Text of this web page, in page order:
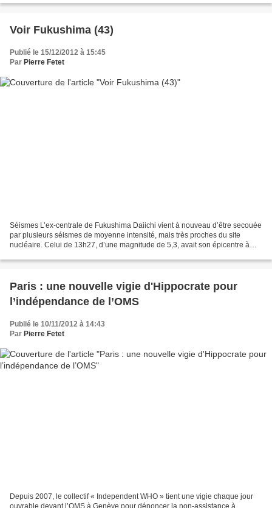
Voir Fukushima (43)
Publié le 15/12/2012 à 15:45
Par Pierre Fetet
Séismes L’ex-centrale de Fukushima Daiichi vient à nouveau d’être secouée
par plusieurs séismes de moyenne intensité, mais très proches du site
nucléaire. Celui de 13h27, d’une magnitude de 5,3, avait son épicentre à
Paris : une nouvelle vigie d'Hippocrate pour
l’indépendance de l’OMS
Publié le 10/11/2012 à 14:43
Par Pierre Fetet
Depuis 2007, le collectif « Independent WHO » tient une vigie chaque jour
ouvrable devant l’OMS à Genève pour dénoncer la non-assistance à